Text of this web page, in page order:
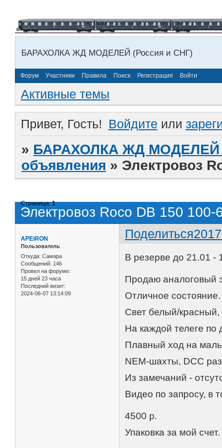
БАРАХОЛКА ЖД МОДЕЛЕЙ (Россия и СНГ)
Форум Участники Правила Поиск Регистрация Войти
Активные темы
Привет, Гость! Войдите или
» БАРАХОЛКА ЖД МОДЕЛЕЙ
объявления » Электровоз
Электровоз Roco DB 150 100-
Страница:1
Поделиться
APEiRON
Пользователь
Откуда: Самара
Сообщений: 146
Провел на форуме:
15 дней 23 часа
Последний визит:
2024-06-07 13:14:09
В резерве до 21.01 -
Продаю аналоговый
Отличное состояние.
Свет белый/красный,
На каждой телеге
Плавный ход на
NEM-шахты, DCC
Из замечаний -
Видео по запросу, в
4500 р.
Упаковка за мой счет.